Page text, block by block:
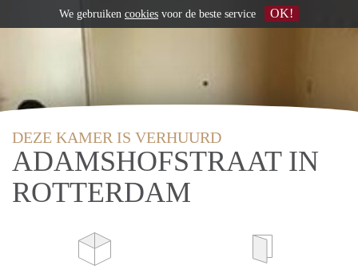
DEZE KAMER IS VERHUURD
ADAMSHOFSTRAAT IN
ROTTERDAM
We gebruiken cookies voor de beste service OK!